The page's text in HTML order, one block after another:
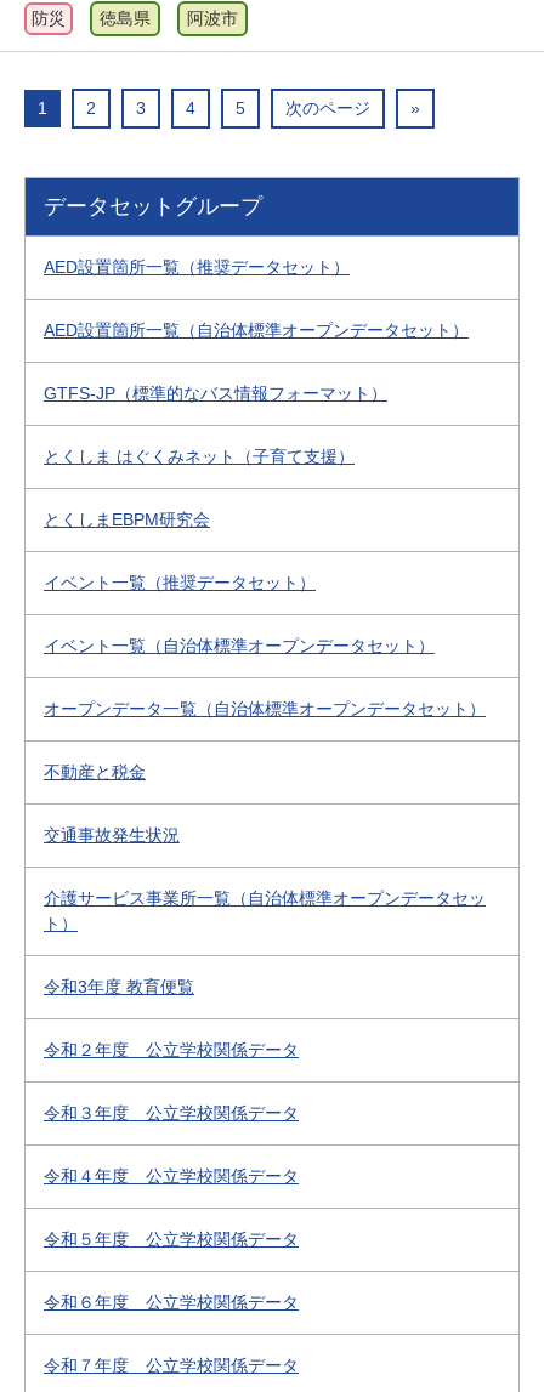
防災 徳島県 阿波市
1 2 3 4 5 次のページ »
データセットグループ
AED設置箇所一覧（推奨データセット）
AED設置箇所一覧（自治体標準オープンデータセット）
GTFS-JP（標準的なバス情報フォーマット）
とくしま はぐくみネット（子育て支援）
とくしまEBPM研究会
イベント一覧（推奨データセット）
イベント一覧（自治体標準オープンデータセット）
オープンデータ一覧（自治体標準オープンデータセット）
不動産と税金
交通事故発生状況
介護サービス事業所一覧（自治体標準オープンデータセッ
ト）
令和3年度 教育便覧
令和２年度 公立学校関係データ
令和３年度 公立学校関係データ
令和４年度 公立学校関係データ
令和５年度 公立学校関係データ
令和６年度 公立学校関係データ
令和７年度 公立学校関係データ